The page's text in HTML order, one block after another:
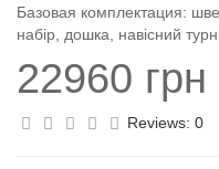
Базовая комплектация:
набір, дошка, навісний
22960 грн
Reviews: 0